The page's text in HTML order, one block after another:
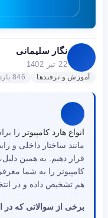
نگار سلیمانی
22 تیر 1402
آموزش و ترفندها 846 بازدید
انواع هارد کامپیوتر را
مانند ساختار داخلی و
قرار دهیم. به همین
کامپیوتر را به شما
هم تشخیص داده و در
برخی از سوالاتی که در